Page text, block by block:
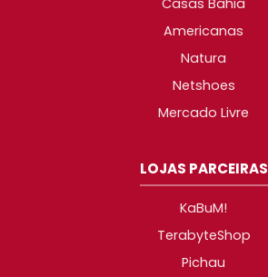
Casas Bahia
Americanas
Natura
Netshoes
Mercado Livre
LOJAS PARCEIRAS
KaBuM!
TerabyteShop
Pichau